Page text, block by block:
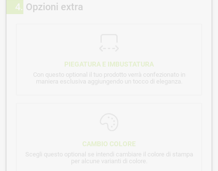
4 Opzioni extra
PIEGATURA E IMBUSTATURA
Con questo optional il tuo prodotto verrà confezionato in
maniera esclusiva aggiungendo un tocco di eleganza.
CAMBIO COLORE
Scegli questo optional se intendi cambiare il colore di stampa
per alcune varianti di colore.